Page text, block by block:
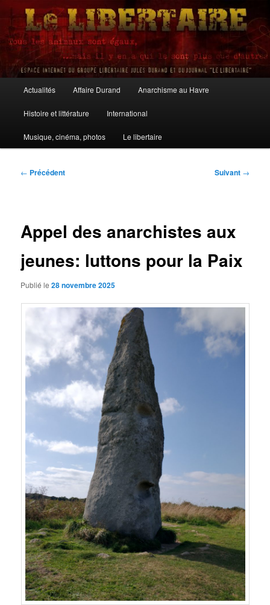
Aller
contenu
principalLe Libertaire
principal
Actualités Affaire Durand Anarchisme au Havre
Histoire et littérature International
Musique, cinéma, photos Le libertaire
Navigation
← Précédent Suivant →
Appel des anarchistes aux
jeunes: luttons pour la Paix
Publié le28 novembre 2025